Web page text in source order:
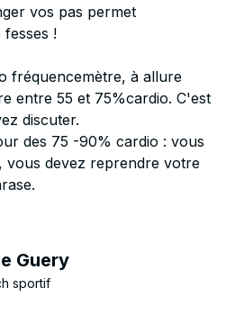
vos pas permet
!
fréquencemètre, à allure
entre 55 et 75%cardio. C'est
discuter.
des 75 -90% cardio : vous
vous devez reprendre votre
Guery
sportif